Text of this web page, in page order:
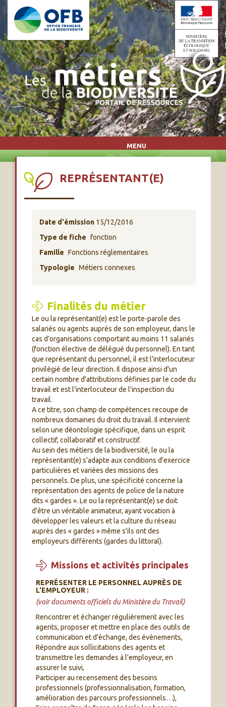
Aller au contenu principal
MENU
REPRÉSENTANT(E)
Date d'émission 15/12/2016
Type de fiche fonction
Famille Fonctions réglementaires
Typologie Métiers connexes
Finalités du métier
Le ou la représentant(e) est le porte-parole des
salariés ou agents auprès de son employeur, dans le
cas d’organisations comportant au moins 11 salariés
(fonction élective de délégué du personnel). En tant
que représentant du personnel, il est l’interlocuteur
privilégié de leur direction. Il dispose ainsi d'un
certain nombre d'attributions définies par le code du
travail et est l’interlocuteur de l'inspection du
travail.
A ce titre, son champ de compétences recoupe de
nombreux domaines du droit du travail. Il intervient
selon une déontologie spécifique, dans un esprit
collectif, collaboratif et constructif.
Au sein des métiers de la biodiversité, le ou la
représentant(e) s'adapte aux conditions d'exercice
particulières et variées des missions des
personnels. De plus, une spécificité concerne la
représentation des agents de police de la nature
dits « gardes ». Le ou la représentant(e) se doit
d’être un véritable animateur, ayant vocation à
développer les valeurs et la culture du réseau
auprès des « gardes » même s'ils ont des
employeurs différents (gardes du littoral).
Missions et activités principales
REPRÉSENTER LE PERSONNEL AUPRÈS DE
L'EMPLOYEUR :
(voir documents officiels du Ministère du Travail)
Rencontrer et échanger régulièrement avec les
agents, proposer et mettre en place des outils de
communication et d’échange, des évènements,
Répondre aux sollicitations des agents et
transmettre les demandes à l'employeur, en
assurer le suivi,
Participer au recensement des besoins
professionnels (professionnalisation, formation,
amélioration des parcours professionnels…),